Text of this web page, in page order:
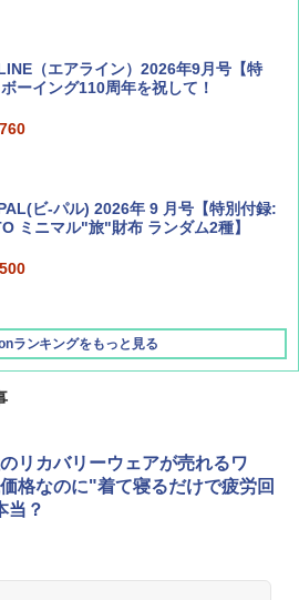
（エアライン）2026年9月号【特
ーイング110周年を祝して！
ビ-パル) 2026年 9 月号【特別付録:
ミニマル"旅"財布 ランダム2種】
ランキングをもっと見る
球の歩き方 チェンマイ タイ北部の魅
町 2026～2027 地球の歩き方D アジア
ンパーズコレクション 山善] ポップアッ
ト 傘みたいに広げて畳める パッとサ
ンシェード キューブ フルクローズ メ
簡単設置 ワンタッチテント キャンプ
キング カーキ PATC-150(KH)
バンドック)ソロ ドーム 1 EX BDK
カーキ ソロキャンプ ポリエステル フ
テント
ステンレス保冷剤 2個セット 2
リカバリーウェアが売れるワ
格なのに"着て寝るだけで疲労回
当？